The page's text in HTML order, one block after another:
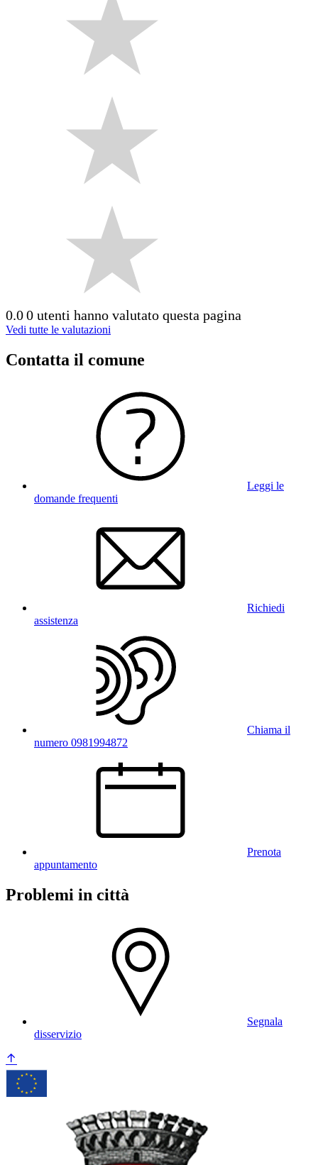
0.00 utenti hanno valutato questa pagina
Vedi tutte le valutazioni
Contatta il comune
Leggi le
domande frequenti
Richiedi
assistenza
Chiama il
numero 0981994872
Prenota
appuntamento
Problemi in città
Segnala
disservizio